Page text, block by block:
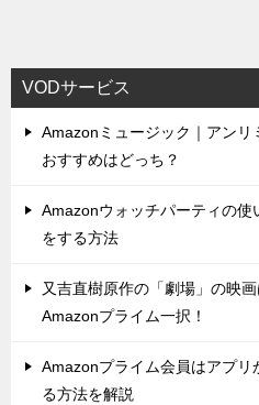
VODサービス
Amazonミュージック｜アンリ
おすすめはどっち？
Amazonウォッチパーティの
をする方法
又吉直樹原作の「劇場」の映
Amazonプライム一択！
Amazonプライム会員はアプ
る方法を解説